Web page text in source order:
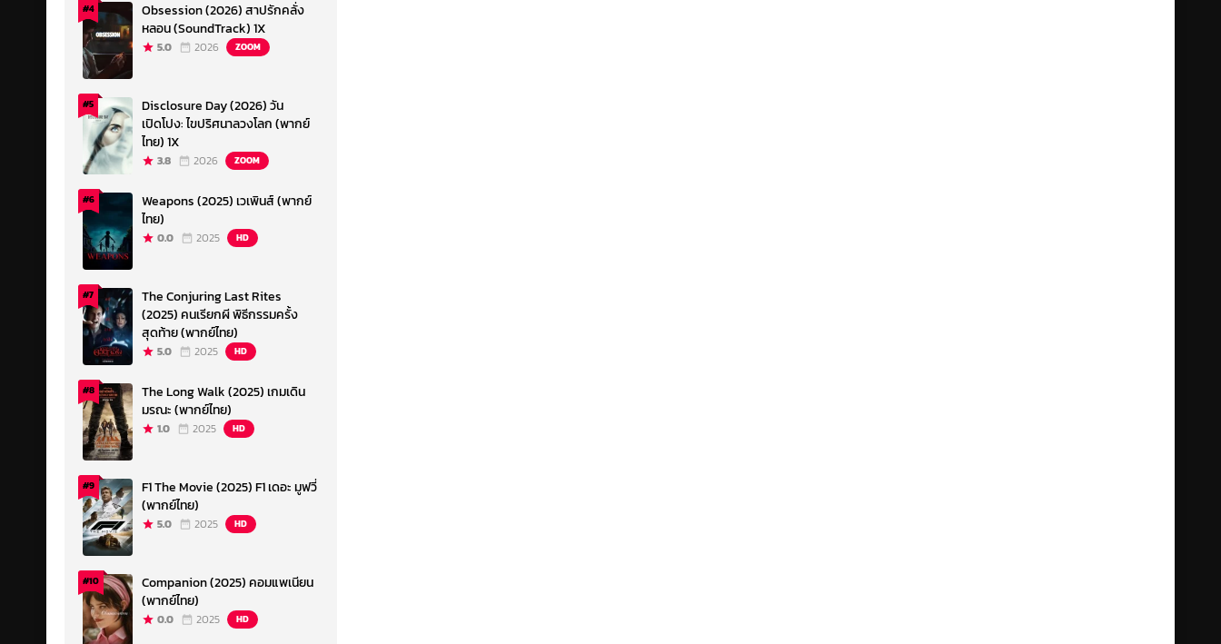
#4
Obsession (2026) สาปรักคลั่ง
หลอน (SoundTrack) 1X
5.0 2026 ZOOM
#5
Disclosure Day (2026) วัน
เปิดโปง: ไขปริศนาลวงโลก (พากย์
ไทย) 1X
3.8 2026 ZOOM
#6
Weapons (2025) เวเพินส์ (พากย์
ไทย)
0.0 2025 HD
#7
The Conjuring Last Rites
(2025) คนเรียกผี พิธีกรรมครั้ง
สุดท้าย (พากย์ไทย)
5.0 2025 HD
#8
The Long Walk (2025) เกมเดิน
มรณะ (พากย์ไทย)
1.0 2025 HD
#9
F1 The Movie (2025) F1 เดอะ มูฟวี่
(พากย์ไทย)
5.0 2025 HD
#10
Companion (2025) คอมแพเนียน
(พากย์ไทย)
0.0 2025 HD